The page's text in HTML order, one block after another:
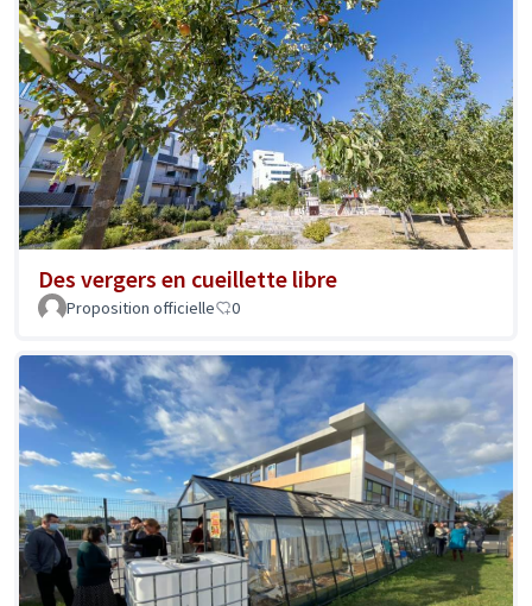
Des vergers en cueillette libre
Proposition officielle 0